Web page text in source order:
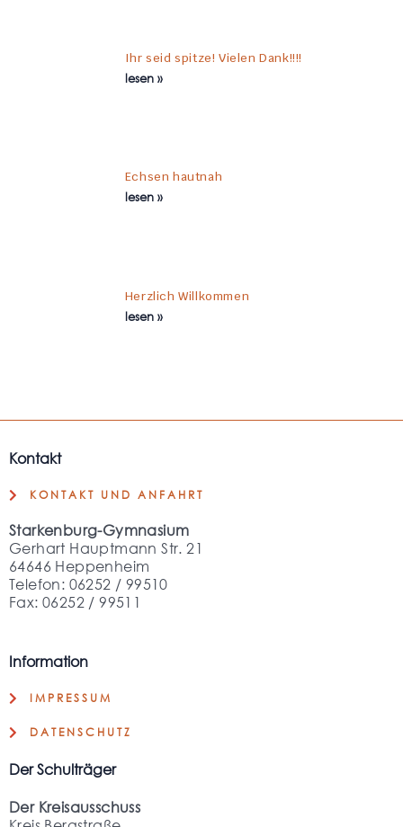
Ihr seid spitze! Vielen Dank!!!!
lesen »
Echsen hautnah
lesen »
Herzlich Willkommen
lesen »
Kontakt
KONTAKT UND ANFAHRT
Starkenburg-Gymnasium
Gerhart Hauptmann Str. 21
64646 Heppenheim
Telefon: 06252 / 99510
Fax: 06252 / 99511
Information
IMPRESSUM
DATENSCHUTZ
Der Schulträger
Der Kreisausschuss